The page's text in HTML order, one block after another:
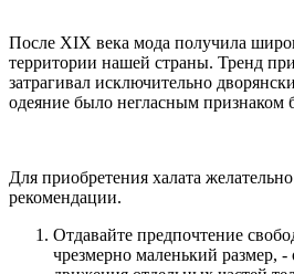
После XIX века мода получила
территории нашей страны. Тренд
затрагивал исключительно
одеяние было негласным признаком
Для приобретения халата
рекомендации.
Отдавайте предпочтение
чрезмерно маленький размер,